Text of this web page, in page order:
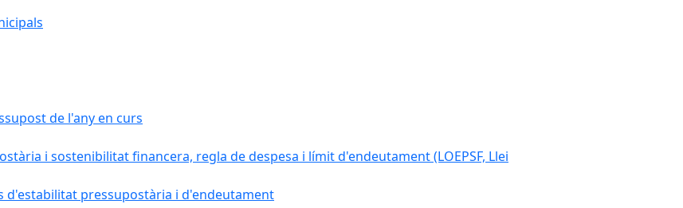
de l'any en curs
i sostenibilitat financera, regla de despesa i límit d'endeutament (LOEPSF, Llei
pressupostària i d'endeutament